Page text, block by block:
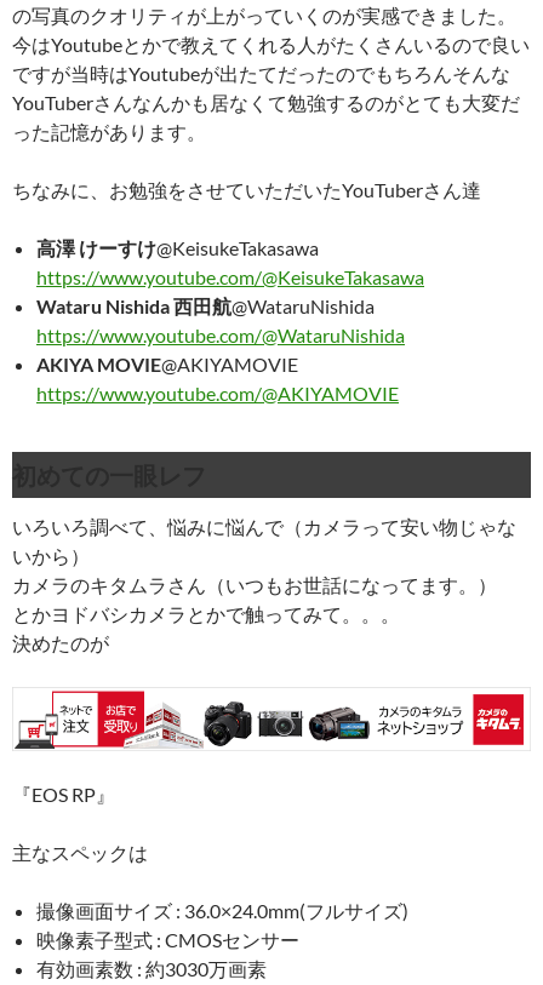
の写真のクオリティが上がっていくのが実感できました。
今はYoutubeとかで教えてくれる人がたくさんいるので良い
ですが当時はYoutubeが出たてだったのでもちろんそんな
YouTuberさんなんかも居なくて勉強するのがとても大変だ
った記憶があります。
ちなみに、お勉強をさせていただいたYouTuberさん達
高澤 けーすけ@KeisukeTakasawa
https://www.youtube.com/@KeisukeTakasawa
Wataru Nishida 西田航@WataruNishida
https://www.youtube.com/@WataruNishida
AKIYA MOVIE@AKIYAMOVIE
https://www.youtube.com/@AKIYAMOVIE
いろいろ調べて、悩みに悩んで（カメラって安い物じゃな
いから）
カメラのキタムラさん（いつもお世話になってます。）
とかヨドバシカメラとかで触ってみて。。。
決めたのが
『EOS RP』
主なスペックは
撮像画面サイズ : 36.0×24.0mm(フルサイズ)
映像素子型式 : CMOSセンサー
有効画素数 : 約3030万画素